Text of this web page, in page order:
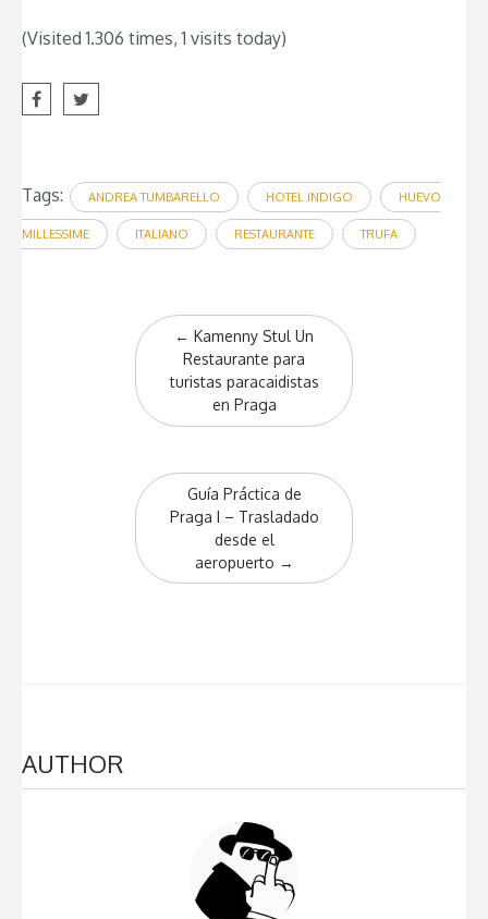
(Visited 1.306 times, 1 visits today)
Tags: ANDREA TUMBARELLO HOTEL INDIGO HUEVO
MILLESSIME ITALIANO RESTAURANTE TRUFA
navigation
← Kamenny Stul Un
Restaurante para
turistas paracaidistas
en Praga
Guía Práctica de
Praga I – Trasladado
desde el
aeropuerto →
AUTHOR